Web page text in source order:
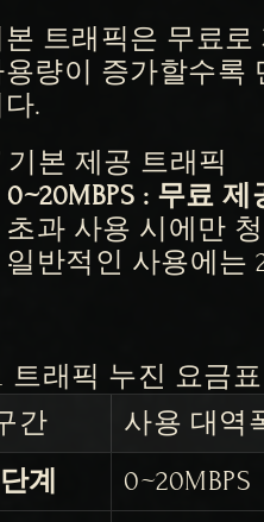
본 트래픽은 무료로
용량이 증가할수록
.
기본 제공 트래픽
0~20MBPS : 무료 제
초과 사용 시에만
일반적인 사용에는
트래픽 누진 요금표
간
사용 대역
계
0~20MBPS